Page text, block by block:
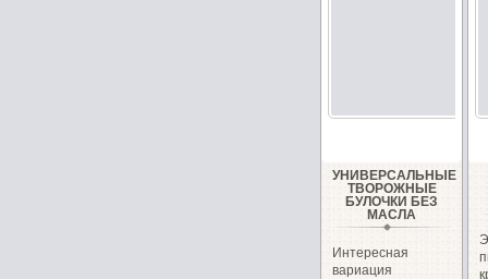
УНИВЕРСАЛЬНЫЕ
ТВОРОЖНЫЕ
БУЛОЧКИ БЕЗ
МАСЛА
Интересная
вариация